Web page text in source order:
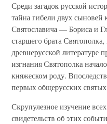
Среди загадок русской
тайна гибели двух сыновей
Святославича — Бориса и
старшего брата
древнерусской
изгнания Святополка
княжеском роду.
первых общерусских
Скрупулезное изучение
свидетельств об этих